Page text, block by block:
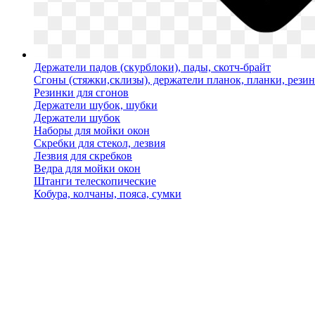
Держатели падов (скурблоки), пады, скотч-брайт
Сгоны (стяжки,склизы), держатели планок, планки,
Резинки для сгонов
Держатели шубок, шубки
Держатели шубок
Наборы для мойки окон
Скребки для стекол, лезвия
Лезвия для скребков
Ведра для мойки окон
Штанги телескопические
Кобура, колчаны, пояса, сумки